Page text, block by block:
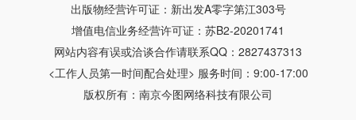
出版物经营许可证：新出发A零字第江303号
增值电信业务经营许可证：苏B2-20201741
网站内容有误或洽谈合作请联系QQ：2827437313
<工作人员第一时间配合处理> 服务时间：9:00-17:00
版权所有：南京今图网络科技有限公司